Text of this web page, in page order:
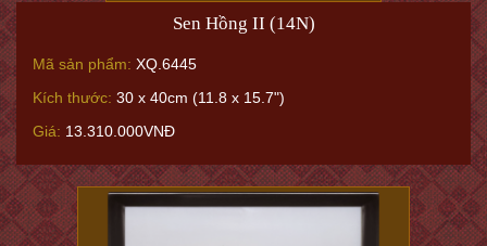
Sen Hồng II (14N)
Mã sản phẩm: XQ.6445
Kích thước: 30 x 40cm (11.8 x 15.7")
Giá: 13.310.000VNĐ